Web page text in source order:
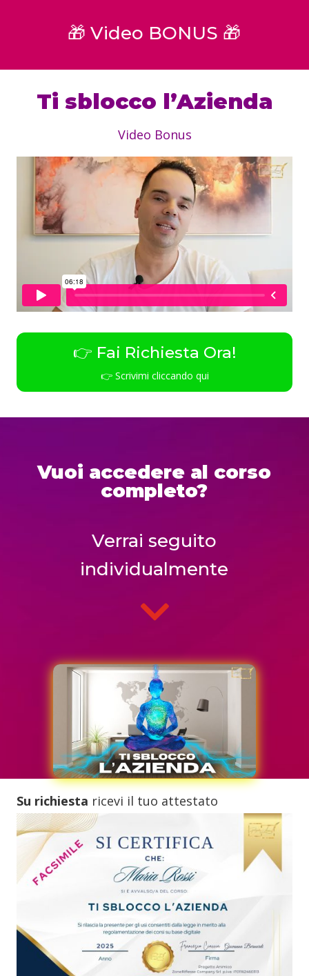
🎁 Video BONUS 🎁
Ti sblocco l’Azienda
Video Bonus
👉 Fai Richiesta Ora!
👉 Scrivimi cliccando qui
Vuoi accedere al corso
completo?
Verrai seguito
individualmente

Su richiesta ricevi il tuo attestato